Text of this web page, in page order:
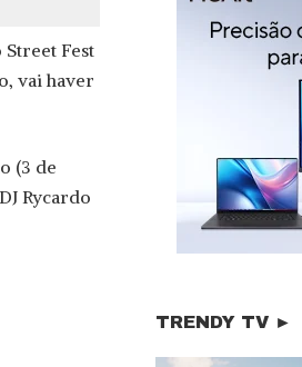
Street Fest
vai haver
(3 de
Rycardo
TRENDY TV ►